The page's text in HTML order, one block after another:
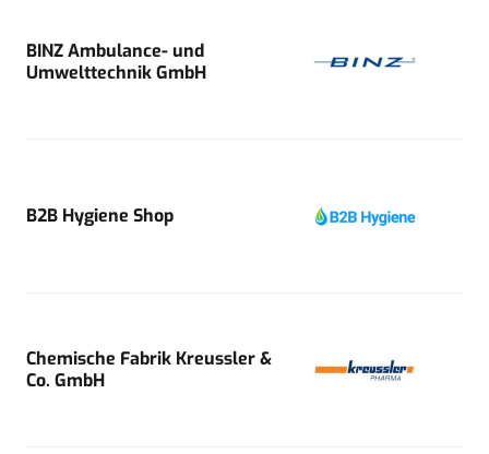
BINZ Ambulance- und
Umwelttechnik GmbH
B2B Hygiene Shop
Chemische Fabrik Kreussler &
Co. GmbH